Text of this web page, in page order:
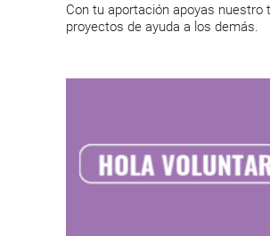
Con tu aportación apoyas nuestro
proyectos de ayuda a los demás.